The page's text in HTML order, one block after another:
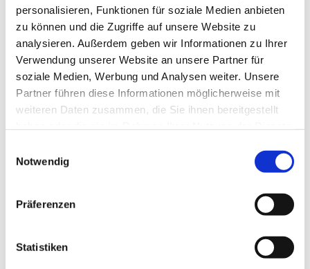
personalisieren, Funktionen für soziale Medien anbieten
zu können und die Zugriffe auf unsere Website zu
analysieren. Außerdem geben wir Informationen zu Ihrer
Verwendung unserer Website an unsere Partner für
soziale Medien, Werbung und Analysen weiter. Unsere
Partner führen diese Informationen möglicherweise mit
weiteren Daten zusammen, die Sie ihnen bereitgestellt
Notwendig
Präferenzen
Statistiken